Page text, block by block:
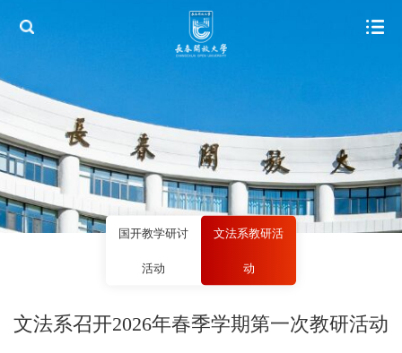
国开教学研讨
活动
文法系教研活
动
文法系召开2026年春季学期第一次教研活动